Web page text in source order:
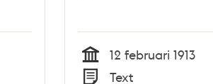
Tid
12 februari 1913
Text